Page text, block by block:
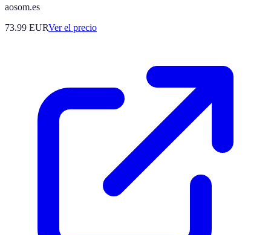
aosom.es
73.99 EURVer el precio